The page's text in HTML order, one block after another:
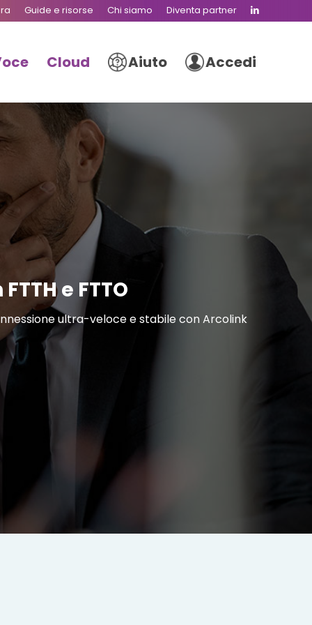
Guide e risorse Chi siamo Diventa partner
Cloud Aiuto Accedi
e FTTO
ultra-veloce e stabile con Arcolink